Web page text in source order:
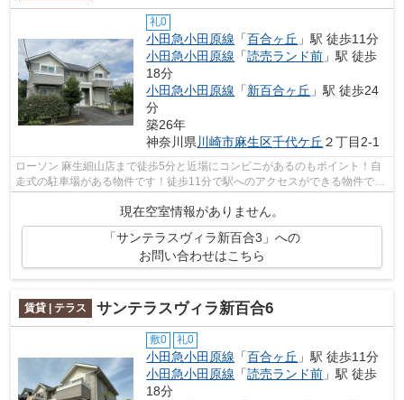
礼0
小田急小田原線 「百合ヶ丘 」駅 徒歩11分
小田急小田原線 「読売ランド前 」駅 徒歩
18分
小田急小田原線 「新百合ヶ丘 」駅 徒歩24
分
築26年
神奈川県 川崎市麻生区千代ケ丘 ２丁目2-1
ローソン 麻生細山店まで徒歩5分と近場にコンビニがあるのもポイント！自
走式の駐車場がある物件です！徒歩11分で駅へのアクセスができる物件で
す！魅力も多い賃貸物件はいかがでしょ...
現在空室情報がありません。
「サンテラスヴィラ新百合3」への
お問い合わせはこちら
賃貸 | テラス サンテラスヴィラ新百合6
敷0 礼0
小田急小田原線 「百合ヶ丘 」駅 徒歩11分
小田急小田原線 「読売ランド前 」駅 徒歩
18分